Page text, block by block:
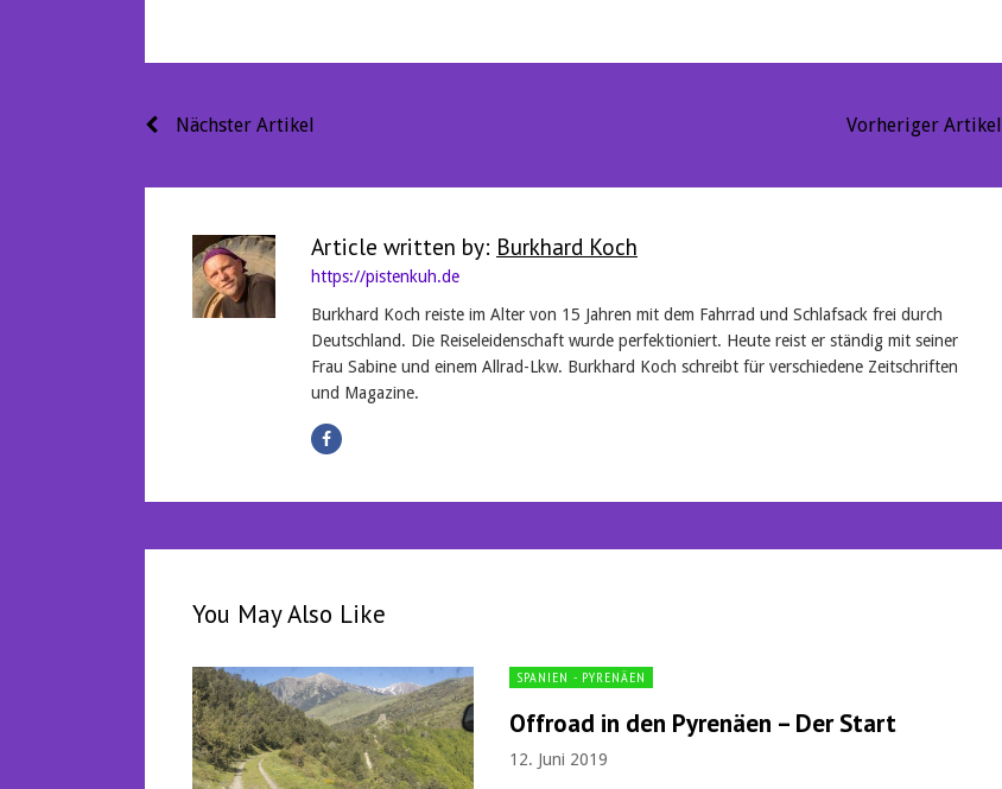
Beitragsnavigation Vorheriger Artikel
Nächster Artikel
Article written by: Burkhard Koch
https://pistenkuh.de
Burkhard Koch reiste im Alter von 15 Jahren mit dem Fahrrad und Schlafsack frei durch
Deutschland. Die Reiseleidenschaft wurde perfektioniert. Heute reist er ständig mit seiner
Frau Sabine und einem Allrad-Lkw. Burkhard Koch schreibt für verschiedene Zeitschriften
und Magazine.
You May Also Like
SPANIEN - PYRENÄEN
Offroad in den Pyrenäen – Der Start
12. Juni 2019